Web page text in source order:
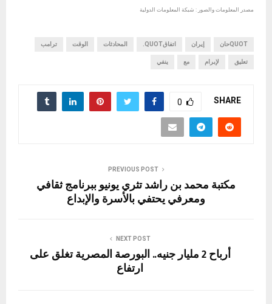
مصدر المعلومات والصور : شبكة المعلومات الدولية
QUOTحان إيران اتفاقQUOT. المحادثات الوقت ترامب
تعليق لإبرام مع ينفي
SHARE
0
PREVIOUS POST
مكتبة محمد بن راشد تثري يونيو ببرنامج ثقافي
ومعرفي يحتفي بالأسرة والإبداع
NEXT POST
أرباح 2 مليار جنيه.. البورصة المصرية تغلق على
ارتفاع